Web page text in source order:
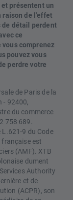
présentent un
raison de l'effet
de détail perdent
ce
vous comprenez
pouvez vous
perdre votre
de Paris de la
- 92400,
du commerce
758 689.
9 du Code
française est
(AMF). XTB
dument
Authority
et de
(ACPR), son